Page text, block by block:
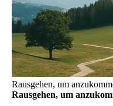
Rausgehen, um
Rausgehen, um